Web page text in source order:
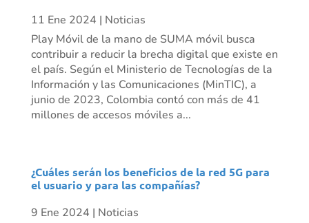
11 Ene 2024 | Noticias
Play Móvil de la mano de SUMA móvil busca
contribuir a reducir la brecha digital que existe en
el país. Según el Ministerio de Tecnologías de la
Información y las Comunicaciones (MinTIC), a
junio de 2023, Colombia contó con más de 41
millones de accesos móviles a...
¿Cuáles serán los beneficios de la red 5G para
el usuario y para las compañías?
9 Ene 2024 | Noticias